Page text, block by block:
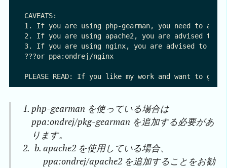
CAVEATS:
1. If you are using php-gearman, you need to add
2. If you are using apache2, you are advised to
3. If you are using nginx, you are advised to add
???or ppa:ondrej/nginx
php-gearman を使っている場合は
ppa:ondrej/pkg-gearman を追加する必要があ
ります。
apache2 を使用している場合、
ppa:ondrej/apache2 を追加することをお勧